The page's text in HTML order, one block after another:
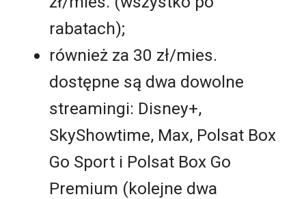
rabatach);
również za 30 zł/mies.
dostępne są dwa dowolne
streamingi: Disney+,
SkyShowtime, Max, Polsat Box
Go Sport i Polsat Box Go
Premium (kolejne dwa